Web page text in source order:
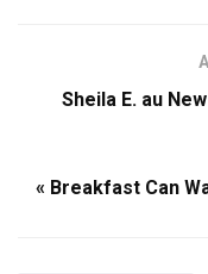
Sheila E. au
« Breakfast Can